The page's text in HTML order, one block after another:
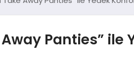
Panties” ile